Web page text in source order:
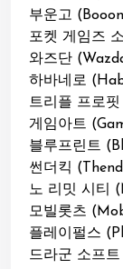
부운고
포켓 게임즈
와즈단
하바네로
트리플 프로
게임아트
블루프린트
썬더킥
노 리밋 시티
모빌롯츠
플레이펄스
드라군 소프